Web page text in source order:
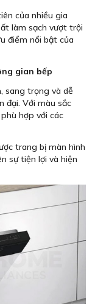
của nhiều gia
làm sạch vượt trội
điểm nổi bật của
gian bếp
sang trọng và dễ
đại. Với màu sắc
hợp với các
trang bị màn hình
sự tiện lợi và hiện